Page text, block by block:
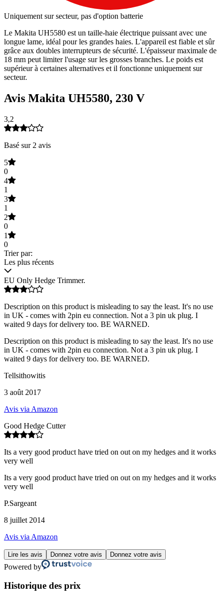
Uniquement sur secteur, pas d'option batterie
Le Makita UH5580 est un taille-haie électrique puissant avec une
longue lame, idéal pour les grandes haies. L'appareil est fiable et sûr
grâce aux doubles interrupteurs de sécurité. L'épaisseur maximale de
18 mm peut limiter l'usage sur les grosses branches. Le poids est
supérieur à certaines alternatives et il fonctionne uniquement sur
secteur.
Avis Makita UH5580, 230 V
3,2
Basé sur 2 avis
5
0
4
1
3
1
2
0
1
0
Trier par:
Les plus récents
EU Only Hedge Trimmer.
Description on this product is misleading to say the least. It's no use
in UK - comes with 2pin eu connection. Not a 3 pin uk plug. I
waited 9 days for delivery too. BE WARNED.
Description on this product is misleading to say the least. It's no use
in UK - comes with 2pin eu connection. Not a 3 pin uk plug. I
waited 9 days for delivery too. BE WARNED.
Tellsithowitis
3 août 2017
Avis via Amazon
Good Hedge Cutter
Its a very good product have tried on out on my hedges and it works
very well
Its a very good product have tried on out on my hedges and it works
very well
P.Sargeant
8 juillet 2014
Avis via Amazon
Lire les avis Donnez votre avis Donnez votre avis
Powered by
Historique des prix